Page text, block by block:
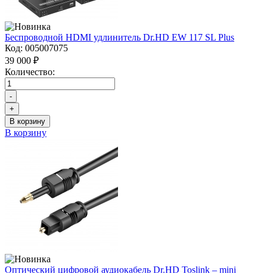
Беспроводной HDMI удлинитель Dr.HD EW 117 SL Plus
Код: 005007075
39 000 ₽
Количество:
-
+
В корзину
В корзину
Оптический цифровой аудиокабель Dr.HD Toslink – mini